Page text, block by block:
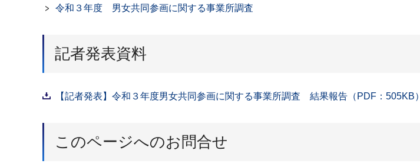
令和３年度 男女共同参画に関する事業所調査
記者発表資料
【記者発表】令和３年度男女共同参画に関する事業所調査 結果報告（PDF：505KB）
このページへのお問合せ